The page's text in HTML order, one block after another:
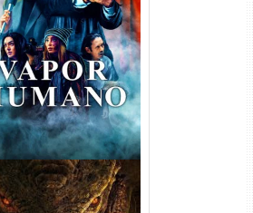
1ª Temporada
(2026) WEB-DL 1080p
Dual Áudio